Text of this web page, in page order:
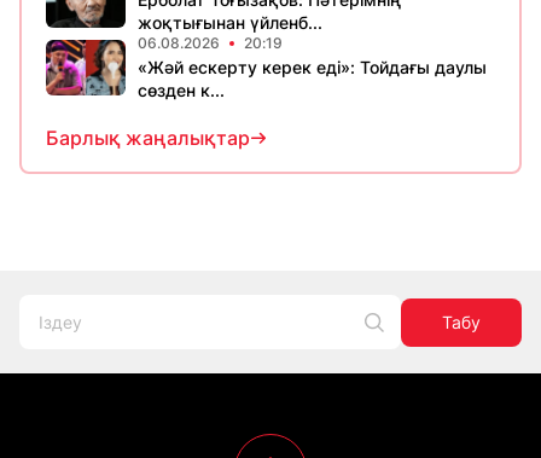
жоқтығынан үйленб...
06.08.2026 20:19
«Жәй ескерту керек еді»: Тойдағы даулы
сөзден к...
Барлық жаңалықтар
Табу